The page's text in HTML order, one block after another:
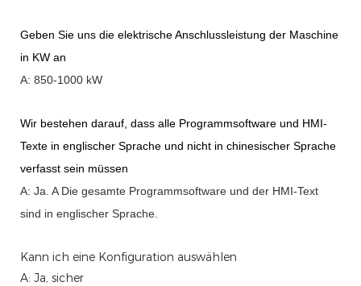
Geben Sie uns die elektrische Anschlussleistung der Maschine
in KW an
A: 850-1000 kW
Wir bestehen darauf, dass alle Programmsoftware und HMI-
Texte in englischer Sprache und nicht in chinesischer Sprache
verfasst sein müssen
A: Ja. ADie gesamte Programmsoftware und der HMI-Text
sind in englischer Sprache.
Kann ich eine Konfiguration auswählen
A: Ja, sicher